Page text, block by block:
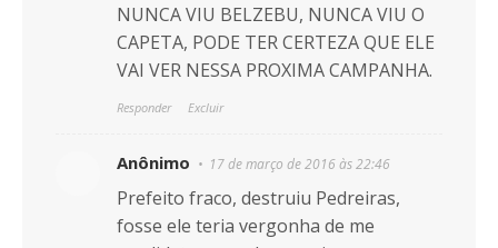
NUNCA VIU BELZEBU, NUNCA VIU O
CAPETA, PODE TER CERTEZA QUE ELE
VAI VER NESSA PROXIMA CAMPANHA.
Responder Excluir
Anônimo 17 de março de 2016 às 22:46
Prefeito fraco, destruiu Pedreiras,
fosse ele teria vergonha de me